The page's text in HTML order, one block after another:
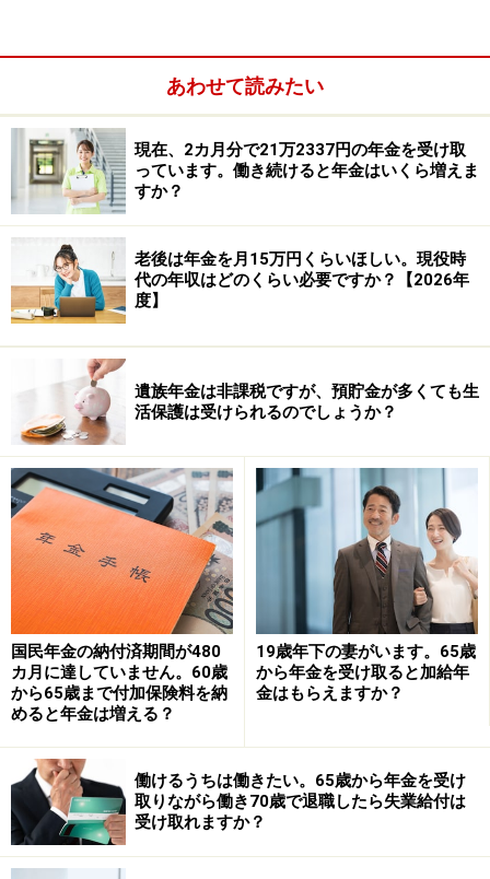
注意したいことは、テレワーク手当にも、相談者のよう
に毎月給与に上乗せされてもらえる場合と、パソコン購
入費用などかかった実費を経費精算するパターンがある
ということです。パソコンや物品の購入費用等を実費精
算する場合は報酬に含まれませんので、厚生年金保険料
は上がりません。
コロナ禍により、テレワーク手当が導入された人、定期
代を支給されなくなった人など、さまざまな人がいるか
と思います。天引きされる社会保険料と将来の年金収入
にも影響を及ぼすことになりますので、給与明細等をき
ちんとチェックするようにしましょう。
※年金プチ相談コーナーに取り上げて欲しい質問がある
人はコメント欄に書き込みをお願いします。
監修・文／深川弘恵（ファイナンシャルプランナー）
あわせて読みたい
現在、2カ月分で21万2337円の年金を受け取
っています。働き続けると年金はいくら増えま
すか？
老後は年金を月15万円くらいほしい。現役時
代の年収はどのくらい必要ですか？【2026年
度】
遺族年金は非課税ですが、預貯金が多くても生
活保護は受けられるのでしょうか？
国民年金の納付済期間が480
カ月に達していません。60歳
から65歳まで付加保険料を納
めると年金は増える？
19歳年下の妻がいます。65歳
から年金を受け取ると加給年
金はもらえますか？
働けるうちは働きたい。65歳から年金を受け
取りながら働き70歳で退職したら失業給付は
受け取れますか？